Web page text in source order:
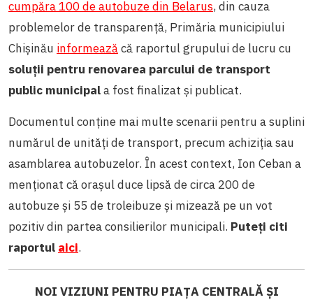
cumpăra 100 de autobuze din Belarus, din cauza
problemelor de transparență, Primăria municipiului
Chișinău informeazăcă raportul grupului de lucru cu
soluții pentru renovarea parcului de transport
public municipala fost finalizat și publicat.
Documentul conține mai multe scenarii pentru a suplini
numărul de unități de transport, precum achiziția sau
asamblarea autobuzelor. În acest context, Ion Ceban a
menționat că orașul duce lipsă de circa 200 de
autobuze și 55 de troleibuze și mizează pe un vot
pozitiv din partea consilierilor municipali. Puteți citi
raportul aici.
NOI VIZIUNI PENTRU PIAȚA CENTRALĂ ȘI